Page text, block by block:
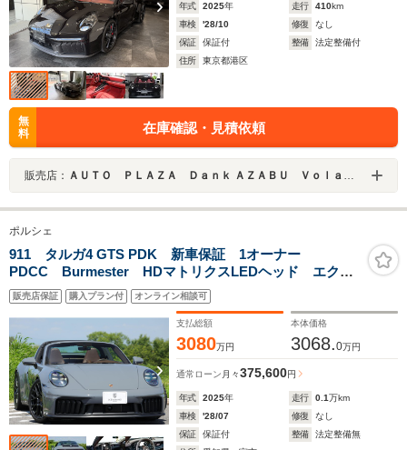
年式 2025年 走行 410km
車検
'28/10 修復
なし
保証
保証付 整備
法定整備付
住所
東京都港区
無
料
在庫確認・見積依頼
販売店： ＡＵＴＯ ＰＬＡＺＡ Ｄａｎｋ ＡＺＡＢＵ Ｖｏｌａｎｔｅ
ポルシェ
911 タルガ4 GTS PDK 新車保証 1オーナー
PDCC Burmester HDマトリクスLEDヘッド エクス
クルーシブデザインテールレンズ トリュフブラウンク
ラブレザー ベンチレーター H&Rダウンサス14wayア
ダプティブスポーツシート ACC
販売店保証 購入プラン付 オンライン相談可
支払総額
3080万円
本体価格
3068.0万円
通常ローン 月々375,600円
年式 2025年 走行 0.1万km
車検
'28/07 修復
なし
保証
保証付 整備
法定整備無